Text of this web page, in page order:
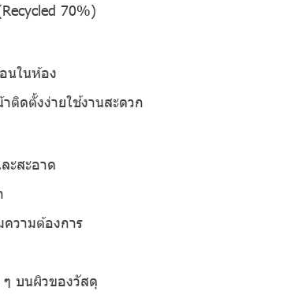
70%)
นในห้อง
ติดตั้งง่ายใช้งานสะดวก
ะสะอาด
วามต้องการ
ๆ บนผิวของวัสดุ